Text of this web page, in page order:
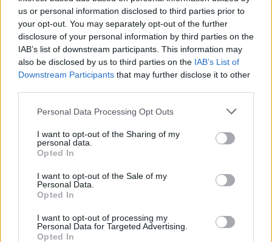
us or personal information disclosed to third parties prior to
your opt-out. You may separately opt-out of the further
disclosure of your personal information by third parties on the
IAB’s list of downstream participants. This information may
also be disclosed by us to third parties on the IAB’s List of
Downstream Participants that may further disclose it to other
Personal Data Processing Opt Outs
I want to opt-out of the Sharing of my
personal data.
Opted In
I want to opt-out of the Sale of my
Personal Data.
Opted In
I want to opt-out of processing my
Personal Data for Targeted Advertising.
Opted In
30 Jun 2026
de médicos en especialidades y territorios clave según